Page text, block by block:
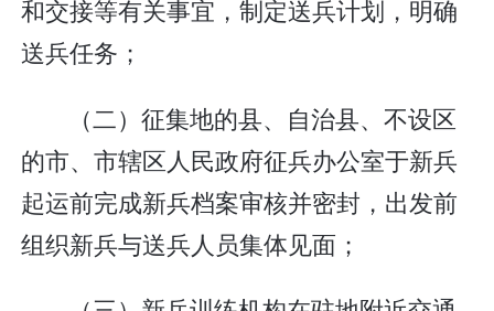
和交接等有关事宜，制定送兵计划，明确
送兵任务；
（二）征集地的县、自治县、不设区
的市、市辖区人民政府征兵办公室于新兵
起运前完成新兵档案审核并密封，出发前
组织新兵与送兵人员集体见面；